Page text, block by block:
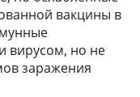
вакцины в
вирусом, но не
заражения